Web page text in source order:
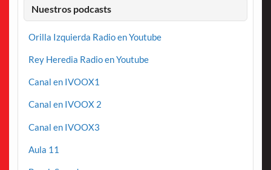
Nuestros podcasts
Orilla Izquierda Radio en Youtube
Rey Heredia Radio en Youtube
Canal en IVOOX1
Canal en IVOOX 2
Canal en IVOOX3
Aula 11